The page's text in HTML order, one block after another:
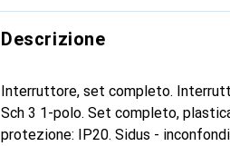
Descrizione
Interruttore, set completo.
Sch 3 1-polo. Set completo,
protezione: IP20. Sidus -